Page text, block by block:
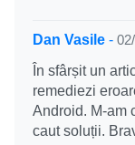
Dan Vasile -
În sfârșit un
remediezi
Android. M-am
caut soluții.